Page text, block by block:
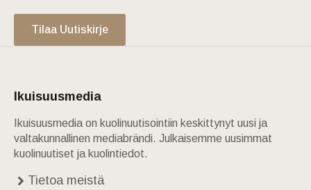
Tilaa Uutiskirje
Ikuisuusmedia
Ikuisuusmedia on kuolinuutisointiin keskittynyt uusi ja
valtakunnallinen mediabrändi. Julkaisemme uusimmat
kuolinuutiset ja kuolintiedot.
Tietoa meistä